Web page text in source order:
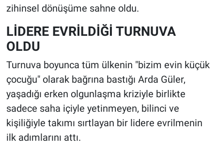
zihinsel dönüşüme sahne oldu.
LİDERE EVRİLDİĞİ TURNUVA
OLDU
Turnuva boyunca tüm ülkenin "bizim evin küçük
çocuğu" olarak bağrına bastığı Arda Güler,
yaşadığı erken olgunlaşma kriziyle birlikte
sadece saha içiyle yetinmeyen, bilinci ve
kişiliğiyle takımı sırtlayan bir lidere evrilmenin
ilk adımlarını attı.